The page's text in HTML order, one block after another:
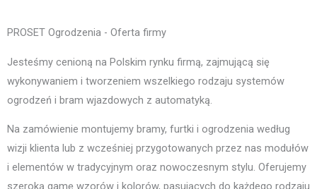
PROSET Ogrodzenia - Oferta firmy
Jesteśmy cenioną na Polskim rynku firmą, zajmującą się
wykonywaniem i tworzeniem wszelkiego rodzaju systemów
ogrodzeń i bram wjazdowych z automatyką.
Na zamówienie montujemy bramy, furtki i ogrodzenia według
wizji klienta lub z wcześniej przygotowanych przez nas modułów
i elementów w tradycyjnym oraz nowoczesnym stylu. Oferujemy
szeroką gamę wzorów i kolorów, pasujących do każdego rodzaju